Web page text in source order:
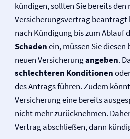
kündigen, sollten Sie bereits den
Versicherungsvertrag beantragt
nach Kündigung bis zum Ablauf
Schadenein, müssen Sie
neuen Versicherungangeben.
schlechteren Konditionen
des Antrags führen. Zudem
Versicherung eine bereits
nicht mehr zurücknehmen.
Vertrag abschließen, dann